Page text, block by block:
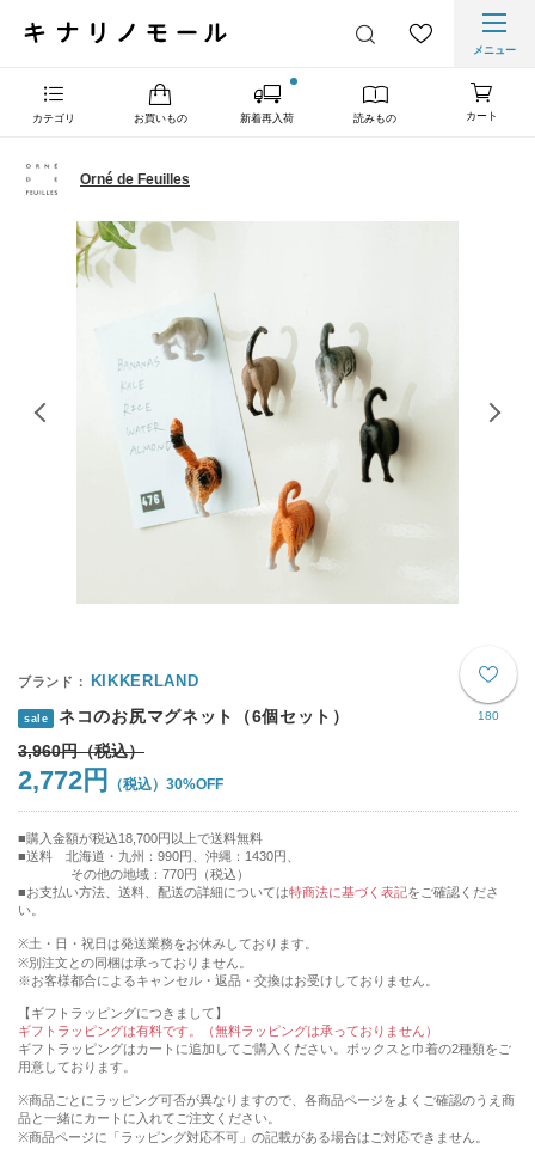
メニュー
カテゴリ お買いもの 新着再入荷 読みもの カート
Orné de Feuilles
180
KIKKERLAND
sale
ネコのお尻マグネット（6個セット）
3,960円
2,772円 30%OFF
購入金額が税込18,700円以上で送料無料
送料 北海道・九州：990円、沖縄：1430円、
その他の地域：770円（税込）
■お支払い方法、送料、配送の詳細については特商法に基づく表記をご確認くださ
い。
※土・日・祝日は発送業務をお休みしております。
※別注文との同梱は承っておりません。
※お客様都合によるキャンセル・返品・交換はお受けしておりません。
【ギフトラッピングにつきまして】
ギフトラッピングは有料です。（無料ラッピングは承っておりません）
ギフトラッピングはカートに追加してご購入ください。ボックスと巾着の2種類をご
用意しております。
※商品ごとにラッピング可否が異なりますので、各商品ページをよくご確認のうえ商
品と一緒にカートに入れてご注文ください。
※商品ページに「ラッピング対応不可」の記載がある場合はご対応できません。